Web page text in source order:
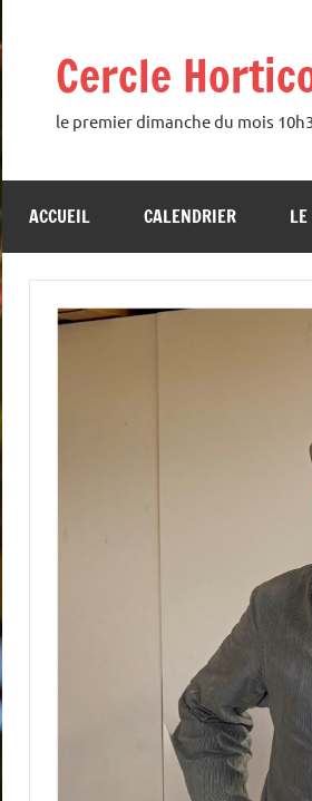
au
contenuCercle
le premier dimanche du mois
ACCUEIL CALENDRIER LE